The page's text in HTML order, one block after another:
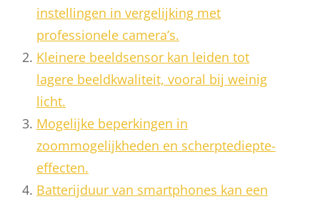
instellingen in vergelijking met
professionele camera’s.
Kleinere beeldsensor kan leiden tot
lagere beeldkwaliteit, vooral bij weinig
licht.
Mogelijke beperkingen in
zoommogelijkheden en scherptediepte-
effecten.
Batterijduur van smartphones kan een